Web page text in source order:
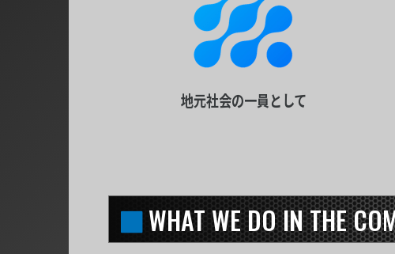
地元社会の一員として
WHAT WE DO IN THE